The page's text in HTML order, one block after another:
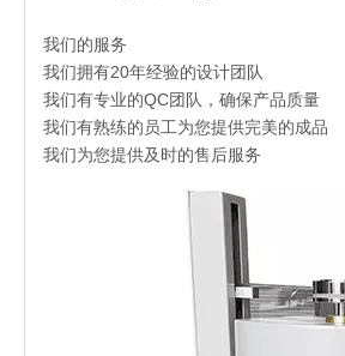
我们的服务
我们拥有20年经验的设计团队
我们有专业的QC团队，确保产品质量
我们有熟练的员工为您提供完美的成品
我们为您提供及时的售后服务